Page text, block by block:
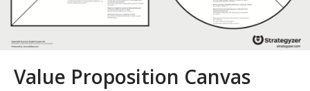
Value Proposition Canvas